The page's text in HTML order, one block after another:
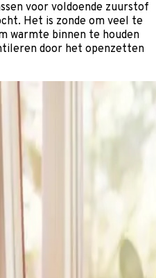
voor voldoende zuurstof
Het is zonde om veel te
warmte binnen te houden
door het openzetten